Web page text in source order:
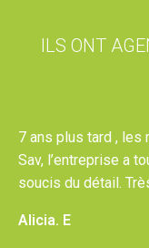
ILS ONT
7 ans plus tard , les
Sav, l’entreprise a
soucis du détail.
Alicia. E